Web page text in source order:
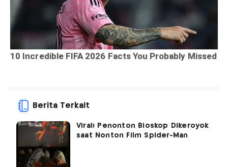
Berita Terkait
Viral! Penonton Bioskop Dikeroyok
saat Nonton Film Spider-Man